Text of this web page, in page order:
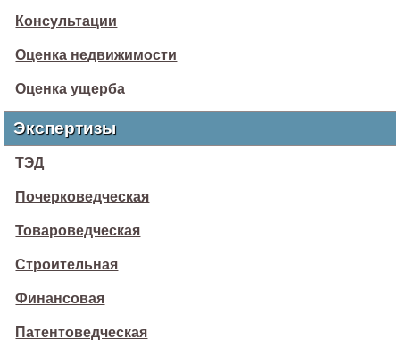
Консультации
Оценка недвижимости
Оценка ущерба
Экспертизы
ТЭД
Почерковедческая
Товароведческая
Строительная
Финансовая
Патентоведческая